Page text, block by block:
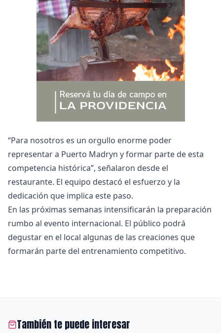
“Para nosotros es un orgullo enorme poder
representar a Puerto Madryn y formar parte de esta
competencia histórica”, señalaron desde el
restaurante. El equipo destacó el esfuerzo y la
dedicación que implica este paso.
En las próximas semanas intensificarán la preparación
rumbo al evento internacional. El público podrá
degustar en el local algunas de las creaciones que
formarán parte del entrenamiento competitivo.
También te puede interesar